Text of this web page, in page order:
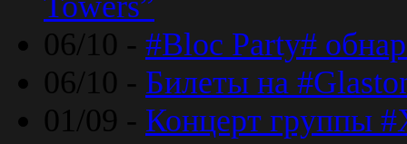
06/10 - #Bloc Party#
06/10 - Билеты на
01/09 - Концерт группы